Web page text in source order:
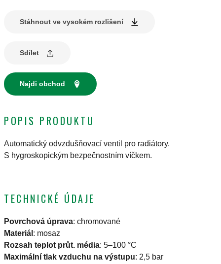
Stáhnout ve vysokém rozlišení
Sdílet
Najdi obchod
POPIS PRODUKTU
Automatický odvzdušňovací ventil pro radiátory.
S hygroskopickým bezpečnostním víčkem.
TECHNICKÉ ÚDAJE
Povrchová úprava: chromované
Materiál : mosaz
Rozsah teplot průt. média: 5–100 °C
Maximální tlak vzduchu na výstupu: 2,5 bar